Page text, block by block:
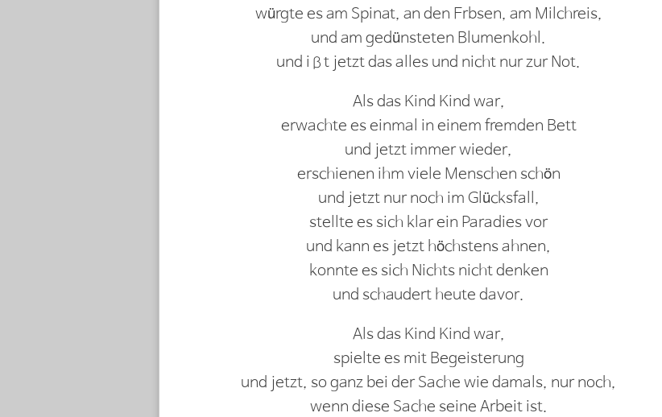
würgte es am Spinat, an den Erbsen, am Milchreis,
und am gedünsteten Blumenkohl.
und ißt jetzt das alles und nicht nur zur Not.
Als das Kind Kind war,
erwachte es einmal in einem fremden Bett
und jetzt immer wieder,
erschienen ihm viele Menschen schön
und jetzt nur noch im Glücksfall,
stellte es sich klar ein Paradies vor
und kann es jetzt höchstens ahnen,
konnte es sich Nichts nicht denken
und schaudert heute davor.
Als das Kind Kind war,
spielte es mit Begeisterung
und jetzt, so ganz bei der Sache wie damals, nur noch,
wenn diese Sache seine Arbeit ist.